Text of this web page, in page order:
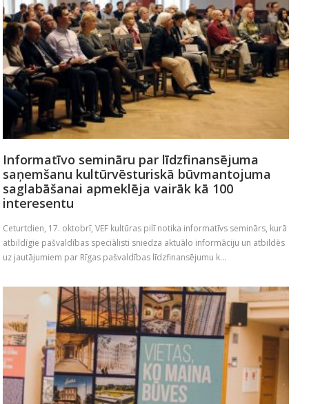
Informatīvo semināru par līdzfinansējuma
saņemšanu kultūrvēsturiskā būvmantojuma
saglabāšanai apmeklēja vairāk kā 100
interesentu
Ceturtdien, 17. oktobrī, VEF kultūras pilī notika informatīvs seminārs, kurā
atbildīgie pašvaldības speciālisti sniedza aktuālo informāciju un atbildēs
uz jautājumiem par Rīgas pašvaldības līdzfinansējumu k...